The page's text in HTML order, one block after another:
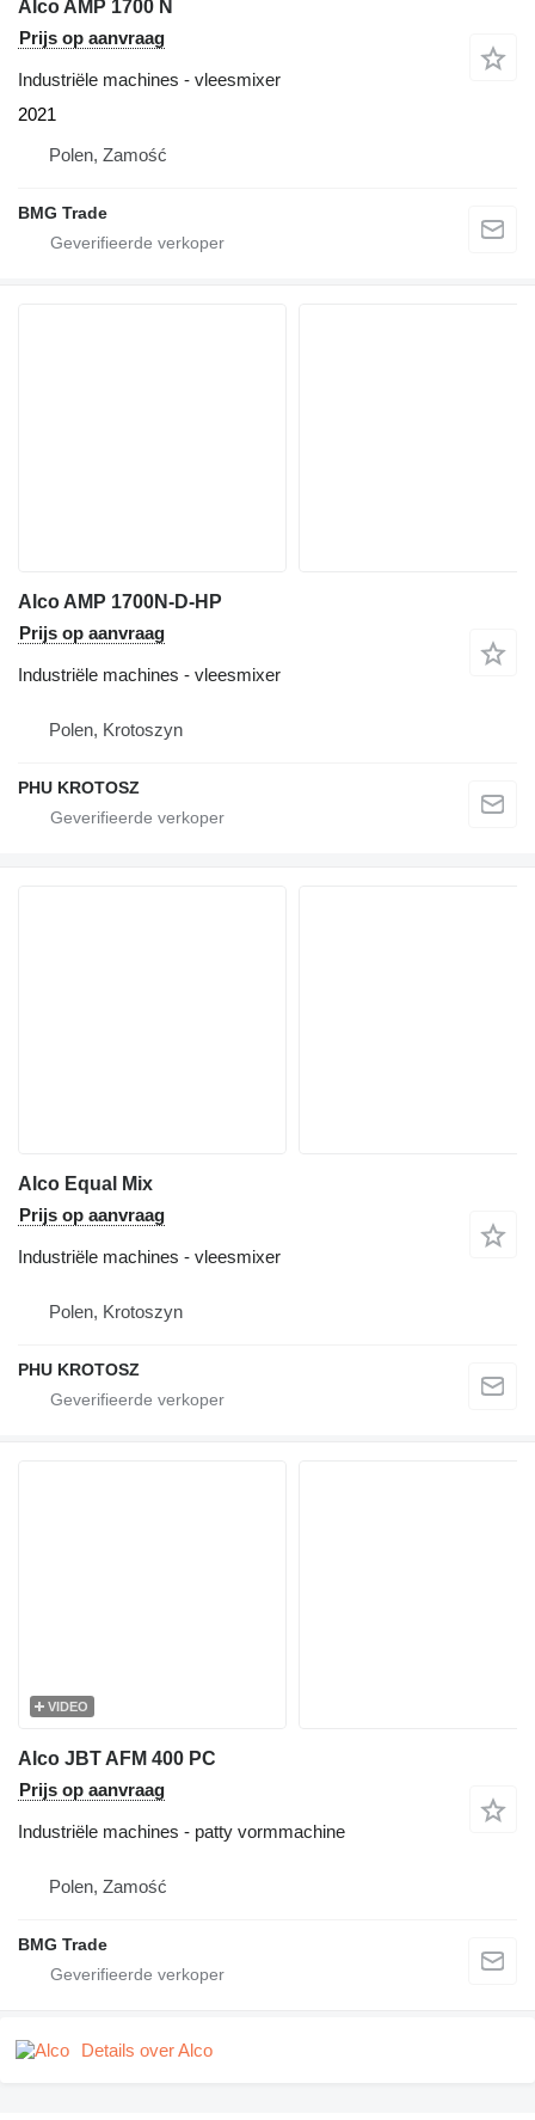
Alco AMP 1700 N
Prijs op aanvraag
Industriële machines - vleesmixer
2021
Polen, Zamość
BMG Trade
Alco AMP 1700N-D-HP
Prijs op aanvraag
Industriële machines - vleesmixer
Polen, Krotoszyn
PHU KROTOSZ
Alco Equal Mix
Prijs op aanvraag
Industriële machines - vleesmixer
Polen, Krotoszyn
PHU KROTOSZ
VIDEO
Alco JBT AFM 400 PC
Prijs op aanvraag
Industriële machines - patty vormmachine
Polen, Zamość
BMG Trade
Details over Alco